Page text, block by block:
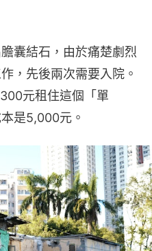
囊結石，由於痛楚劇烈
，先後兩次需要入院。
元租住這個「單
是5,000元。